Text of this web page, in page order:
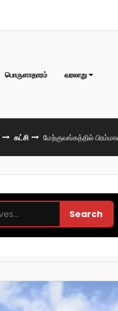
பொருளாதாரம் வரலாறு
கட்சி மேற்குவங்கத்தில்
Search